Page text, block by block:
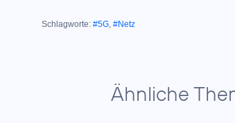
Schlagworte: #5G, #Netz
Ähnliche